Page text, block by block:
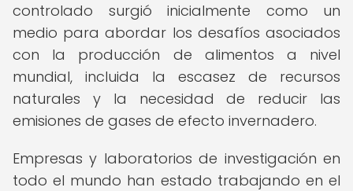
controlado surgió inicialmente como un
medio para abordar los desafíos asociados
con la producción de alimentos a nivel
mundial, incluida la escasez de recursos
naturales y la necesidad de reducir las
emisiones de gases de efecto invernadero.
Empresas y laboratorios de investigación en
todo el mundo han estado trabajando en el